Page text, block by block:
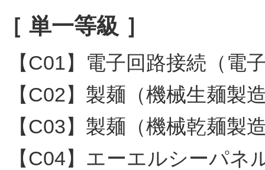
［ 単一等級 ］
【C01】電子回路接続（電
【C02】製麺（機械生麺製
【C03】製麺（機械乾麺製
【C04】エーエルシーパ